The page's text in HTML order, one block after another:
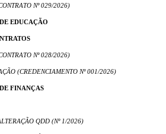
Nº 029/2026)
EDUCAÇÃO
Nº 028/2026)
(CREDENCIAMENTO Nº 001/2026)
FINANÇAS
QDD (Nº 1/2026)